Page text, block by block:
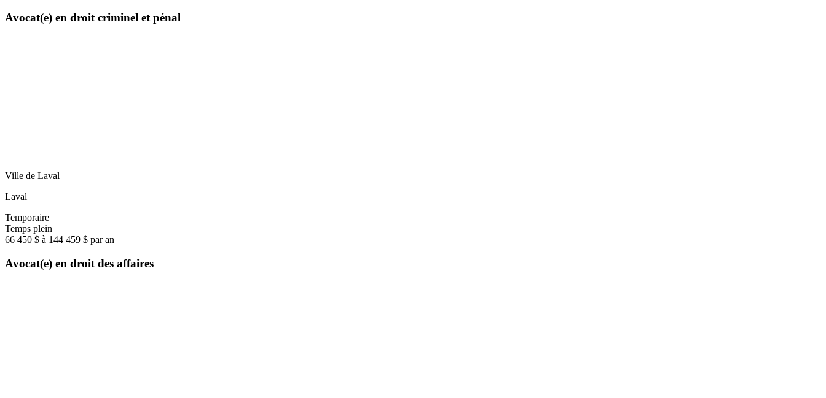
Avocat(e) en droit criminel et pénal
Ville de Laval
Laval
Temporaire
Temps plein
66 450 $ à 144 459 $ par an
Avocat(e) en droit des affaires